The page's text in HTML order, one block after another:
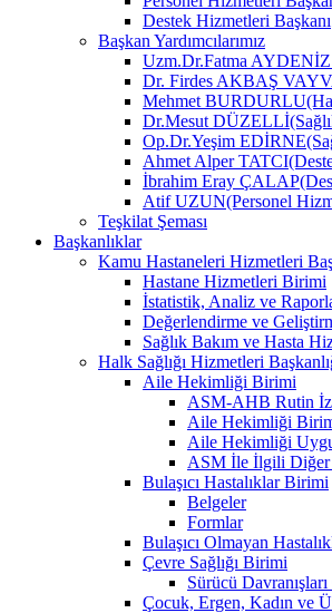
Destek Hizmetleri Başkanı
Başkan Yardımcılarımız
Uzm.Dr.Fatma AYDENİZ
Dr. Firdes AKBAŞ
Mehmet
Dr.Mesut
Op.Dr.Yeşim
Ahmet Alper
İbrahim Eray
Atif UZUN(Personel
Teşkilat Şeması
Başkanlıklar
Kamu Hastaneleri Hizmetleri
Hastane Hizmetleri Birimi
İstatistik, Analiz ve
Değerlendirme ve
Sağlık Bakım ve Hasta
Halk Sağlığı Hizmetleri
Aile Hekimliği Birimi
ASM-AHB Rutin
Aile Hekimliği
Aile Hekimliği
ASM İle İlgili Diğer
Bulaşıcı Hastalıklar Birimi
Belgeler
Formlar
Bulaşıcı Olmayan
Çevre Sağlığı Birimi
Sürücü
Çocuk, Ergen, Kadın ve